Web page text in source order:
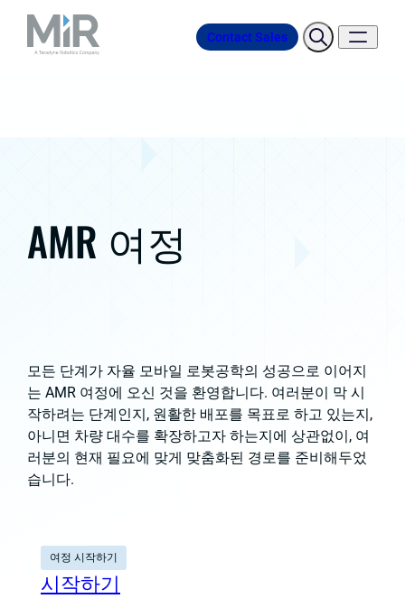
Contact Sales
AMR 여정
모든 단계가 자율 모바일 로봇공학의 성공으로 이어지
는 AMR 여정에 오신 것을 환영합니다. 여러분이 막 시
작하려는 단계인지, 원활한 배포를 목표로 하고 있는지,
아니면 차량 대수를 확장하고자 하는지에 상관없이, 여
러분의 현재 필요에 맞게 맞춤화된 경로를 준비해두었
습니다.
여정 시작하기
시작하기